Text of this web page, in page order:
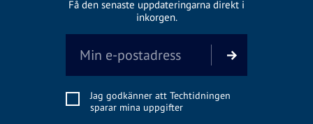
Få den senaste uppdateringarna direkt i
inkorgen.
Jag godkänner att Techtidningen
sparar mina uppgifter